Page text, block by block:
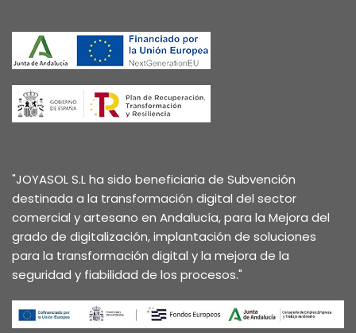
"JOYASOL S.L ha sido beneficiaria de Subvención
destinada a la transformación digital del sector
comercial y artesano en Andalucía, para la Mejora del
grado de digitalización, implantación de soluciones
para la transformación digital y la mejora de la
seguridad y fiabilidad de los procesos."